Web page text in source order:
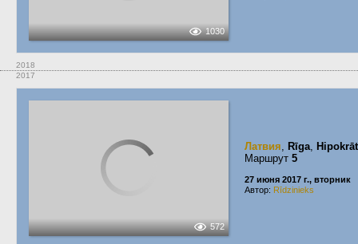
1030
2018
2017
572
Латвия, Rīga,
Маршрут 5
27 июня 2017 г., вторник
Автор: Rīdzinieks